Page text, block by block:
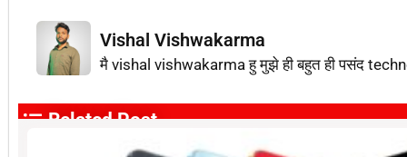
Vishal Vishwakarma
मै vishal vishwakarma हु मुझे ही बहुत ही पसंद
Related Post